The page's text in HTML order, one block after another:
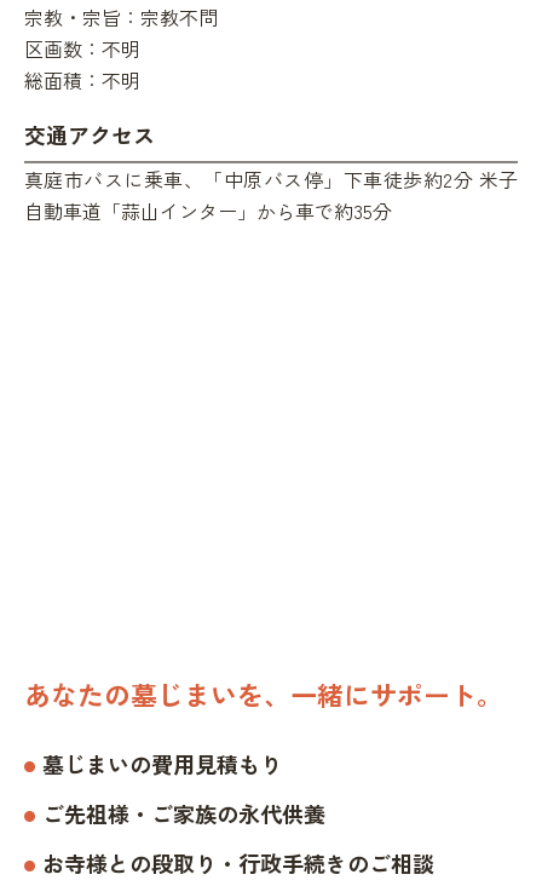
宗教・宗旨： 宗教不問
区画数： 不明
総面積： 不明
交通アクセス
真庭市バスに乗車、「中原バス停」下車徒歩約2分 米子
自動車道「蒜山インター」から車で約35分
あなたの墓じまいを、一緒にサポート。
墓じまいの費用見積もり
ご先祖様・ご家族の永代供養
お寺様との段取り・行政手続きのご相談